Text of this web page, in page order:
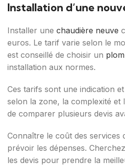
Installation d’une
Installer une chaudière neuve
euros. Le tarif varie selon le
est conseillé de choisir un
installation aux normes.
Ces tarifs sont une indication
selon la zone, la complexité et
de comparer plusieurs devis
Connaître le coût des services
prévoir les dépenses.
les devis pour prendre la